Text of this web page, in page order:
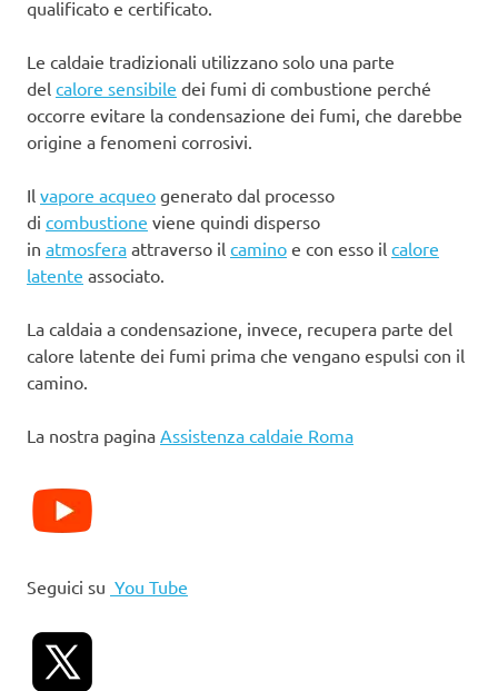
qualificato e certificato.
Le caldaie tradizionali utilizzano solo una parte
del calore sensibile dei fumi di combustione perché
occorre evitare la condensazione dei fumi, che darebbe
origine a fenomeni corrosivi.
Il vapore acqueo generato dal processo
di combustione viene quindi disperso
in atmosfera attraverso il camino e con esso il calore
latente associato.
La caldaia a condensazione, invece, recupera parte del
calore latente dei fumi prima che vengano espulsi con il
camino.
La nostra pagina Assistenza caldaie Roma
Seguici su You Tube